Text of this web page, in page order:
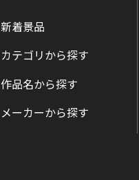
新着景品
カテゴリから探す
作品名から探す
メーカーから探す